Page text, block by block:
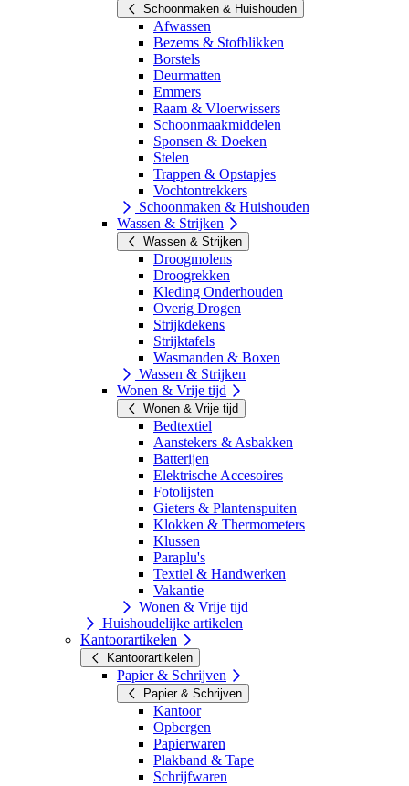
Schoonmaken & Huishouden
Afwassen
Bezems & Stofblikken
Borstels
Deurmatten
Emmers
Raam & Vloerwissers
Schoonmaakmiddelen
Sponsen & Doeken
Stelen
Trappen & Opstapjes
Vochtontrekkers
Schoonmaken & Huishouden
Wassen & Strijken
Wassen & Strijken
Droogmolens
Droogrekken
Kleding Onderhouden
Overig Drogen
Strijkdekens
Strijktafels
Wasmanden & Boxen
Wassen & Strijken
Wonen & Vrije tijd
Wonen & Vrije tijd
Bedtextiel
Aanstekers & Asbakken
Batterijen
Elektrische Accesoires
Fotolijsten
Gieters & Plantenspuiten
Klokken & Thermometers
Klussen
Paraplu's
Textiel & Handwerken
Vakantie
Wonen & Vrije tijd
Huishoudelijke artikelen
Kantoorartikelen
Kantoorartikelen
Papier & Schrijven
Papier & Schrijven
Kantoor
Opbergen
Papierwaren
Plakband & Tape
Schrijfwaren